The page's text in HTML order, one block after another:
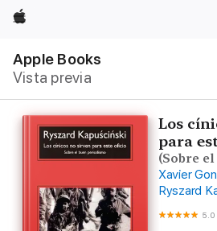
Apple
Apple Books
Vista previa
local
Abrir
Los
para
(Sobre
Xavier
Ryszard
5.0